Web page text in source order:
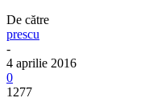
De către
prescu
-
4 aprilie 2016
0
1277